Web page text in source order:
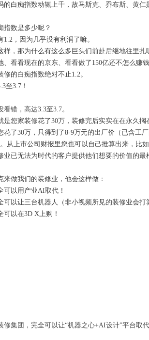
的白痴指数动辄上千，故马斯克、乔布斯、黄
指数是多少呢？
1.2，因为几乎没有利润了嘛。
样，那为什么有这么多 巨头们前赴后继地往里扎
、看看现在的京东、看看做了150亿还不怎么赚
修的白痴指数绝对不止1.2。
至3.7！
看错，高达3.3至3.7。
是您家装修花了30万， 装修完后实实在在永久搁
花了30万，只得到了8-9万元的出厂价（已含工
从上市公司财报里您也可以自己推算出来，比如
业已无法为时代的客户提供他们想要的价值的最
来做我们的装修业 ，他会这样做：
可以用 产业AI取代！
可以让三台机器人
（非小视频所见的装修业会
可以在3D X上购！
修集团，完全可以让“机器之心+AI设计”平台取